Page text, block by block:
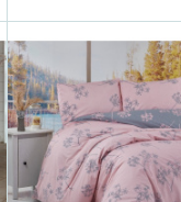
eleganciu. Obliečky
štýlovo a súčasne,
pre moderné
dôrazom na čisté
jednoduchosť.